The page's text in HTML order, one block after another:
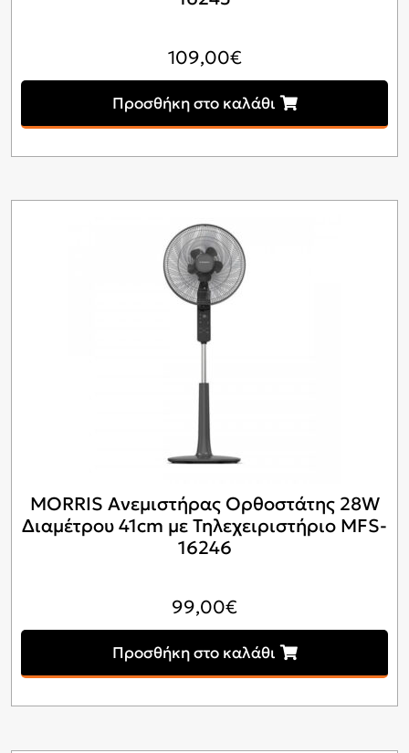
109,00€
Προσθήκη στο καλάθι
MORRIS Ανεμιστήρας Ορθοστάτης 28W
Διαμέτρου 41cm με Τηλεχειριστήριο MFS-
16246
99,00€
Προσθήκη στο καλάθι